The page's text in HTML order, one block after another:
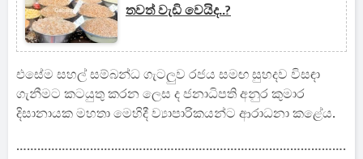
තවත් වැඩි වෙයිද..?
එසේම සහල් සම්බන්ධ ගැටලුව රජය සමඟ සුහදව විසඳා
ගැනීමට කටයුතු කරන ලෙස ද ජනාධිපති අනුර කුමාර
දිසානායක මහතා මෙහිදී ව්‍යාපාරිකයන්ට ආරාධනා කළේය.
………………………………………………………………………………………